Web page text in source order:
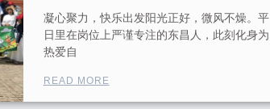
凝心聚力，快乐出发阳光正好，微风不燥。平
日里在岗位上严谨专注的东昌人，此刻化身为
热爱自
READ MORE